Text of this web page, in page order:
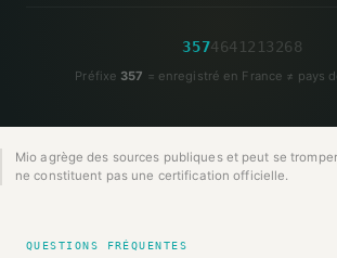
357464 1 2 1 3 268
Préfixe 357 = enregistré en France ≠ pays
Mio agrège des sources publiques et peut se
ne constituent pas une certification officielle.
QUESTIONS FRÉQUENTES